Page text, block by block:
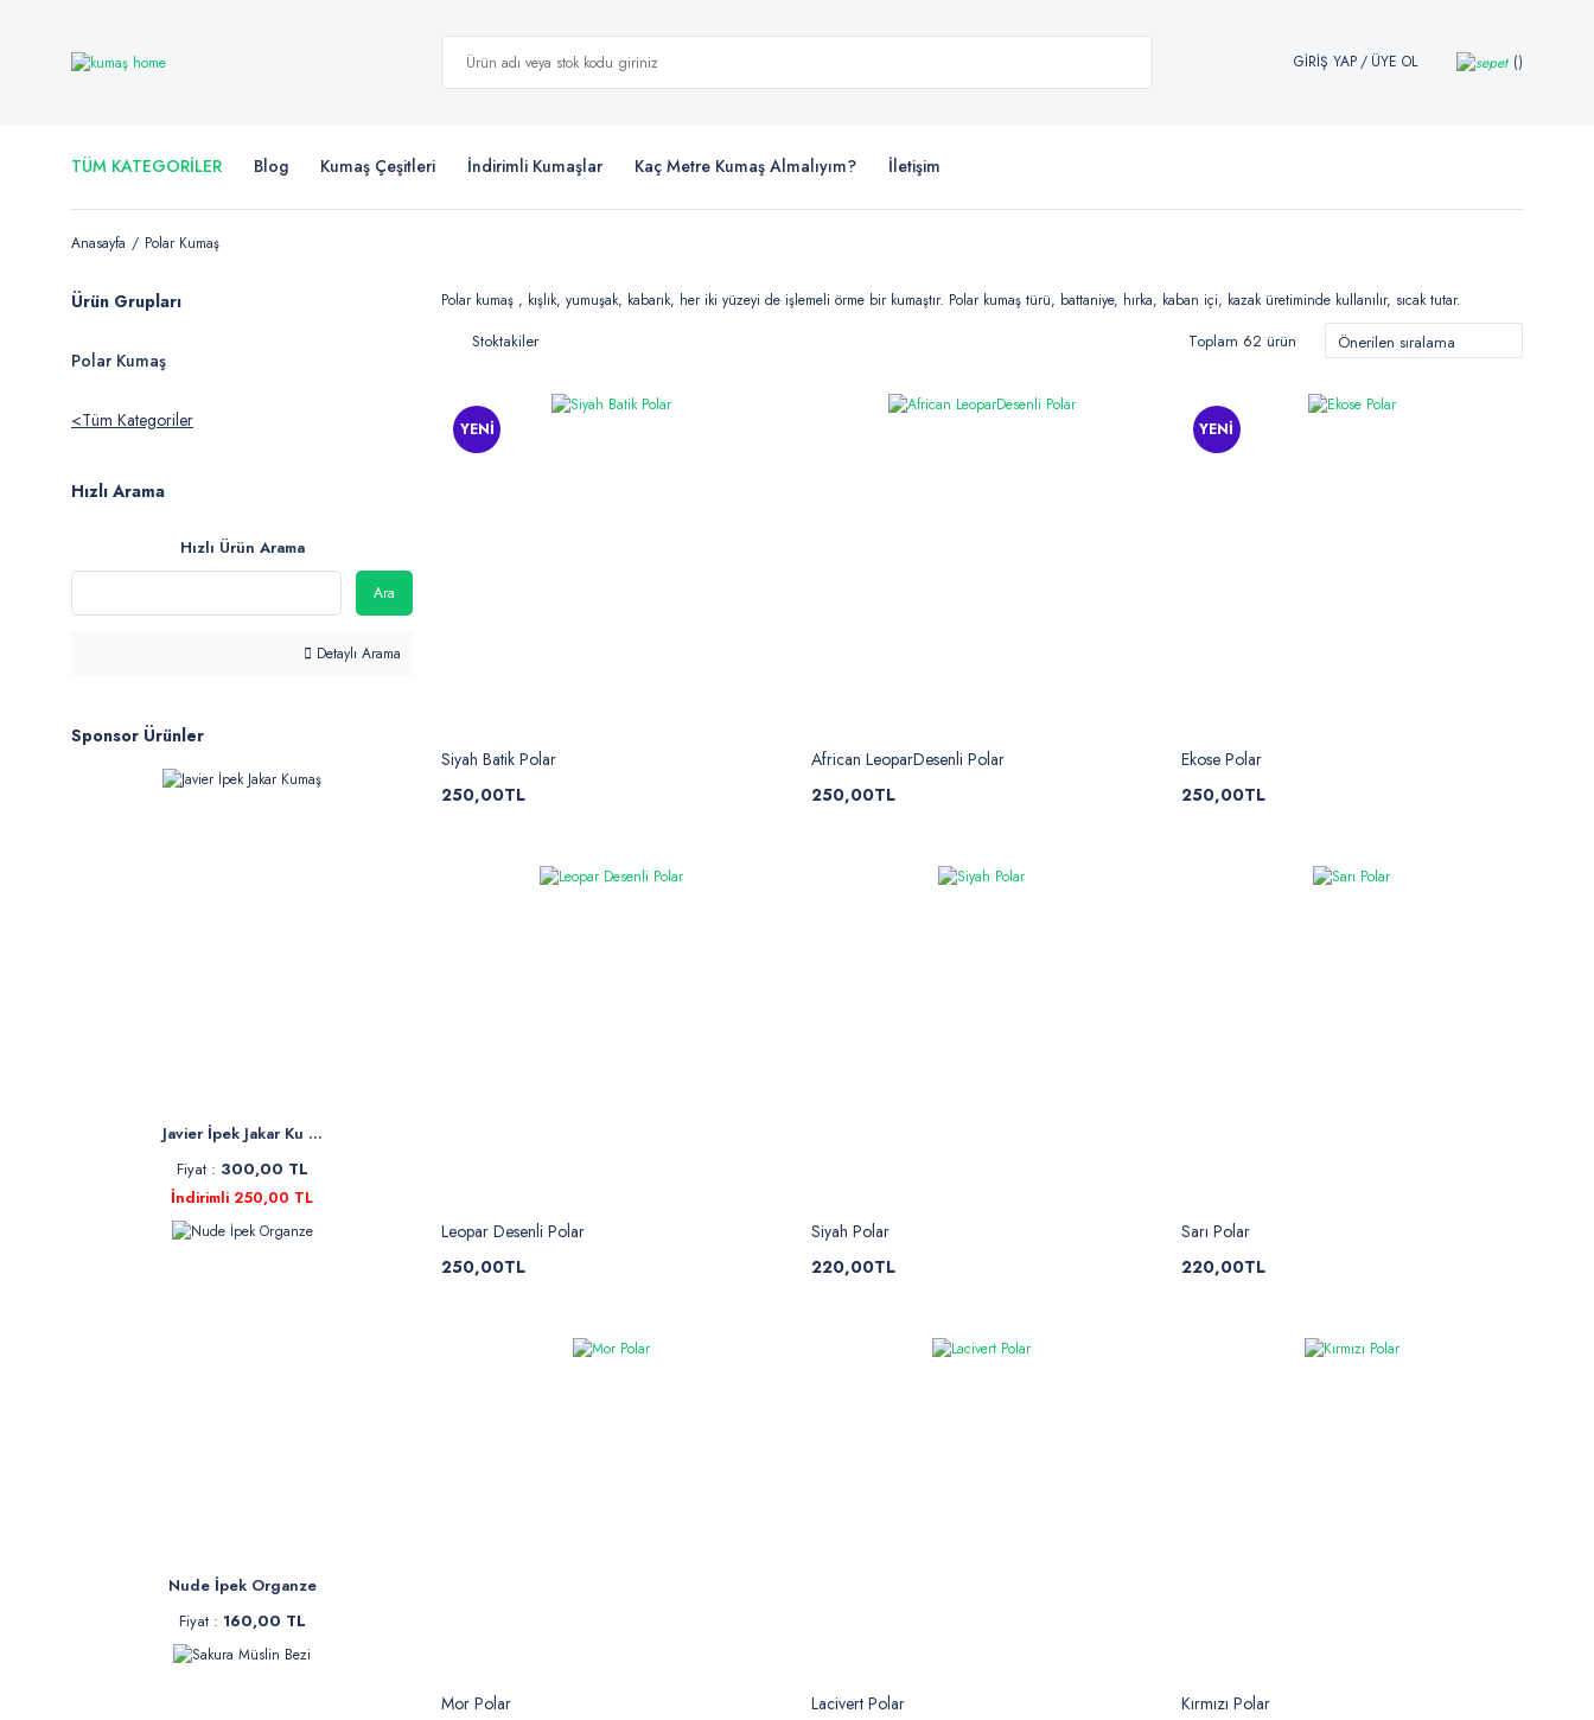
GİRİŞ YAP/ ÜYE OL
TÜM KATEGORİLER Blog Kumaş Çeşitleri İndirimli Kumaşlar Kaç Metre Kumaş Almalıyım? İletişim
Anasayfa Polar Kumaş
Ürün Grupları
Polar Kumaş
Tüm Kategoriler
Hızlı Arama
Hızlı Ürün Arama
Ara
Detaylı Arama
Sponsor Ürünler
Javier İpek Jakar Ku ...
Fiyat : 300,00 TL
İndirimli 250,00 TL
Nude İpek Organze
Fiyat : 160,00 TL
Polar kumaş , kışlık, yumuşak, kabarık, her iki yüzeyi de işlemeli örme bir kumaştır. Polar kumaş türü, battaniye, hırka, kaban içi, kazak üretiminde kullanılır, sıcak tutar.
Stoktakiler Toplam 62 ürün
YENİ
Siyah Batik Polar
250,00TL
African LeoparDesenli Polar
250,00TL
YENİ
Ekose Polar
250,00TL
Leopar Desenli Polar
250,00TL
Siyah Polar
220,00TL
Sarı Polar
220,00TL
Mor Polar
Lacivert Polar
Kırmızı Polar